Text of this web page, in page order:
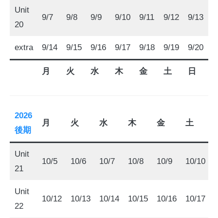
Unit
20
9/7 9/8 9/9 9/10 9/11 9/12 9/13
extra 9/14 9/15 9/16 9/17 9/18 9/19 9/20
月 火 水 木 金 土 日
2026
後期
月 火 水 木 金 土
Unit
21
10/5 10/6 10/7 10/8 10/9 10/10
Unit
22
10/12 10/13 10/14 10/15 10/16 10/17